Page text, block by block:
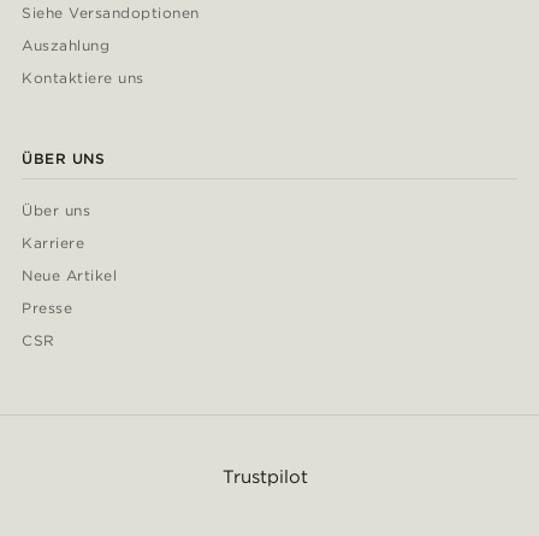
Siehe Versandoptionen
Auszahlung
Kontaktiere uns
ÜBER UNS
Über uns
Karriere
Neue Artikel
Presse
CSR
Trustpilot